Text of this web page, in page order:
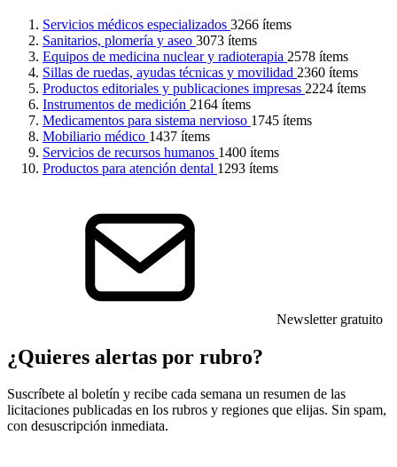
Servicios médicos especializados 3266 ítems
Sanitarios, plomería y aseo 3073 ítems
Equipos de medicina nuclear y radioterapia 2578 ítems
Sillas de ruedas, ayudas técnicas y movilidad 2360 ítems
Productos editoriales y publicaciones impresas 2224 ítems
Instrumentos de medición 2164 ítems
Medicamentos para sistema nervioso 1745 ítems
Mobiliario médico 1437 ítems
Servicios de recursos humanos 1400 ítems
Productos para atención dental 1293 ítems
Newsletter gratuito
¿Quieres alertas por rubro?
Suscríbete al boletín y recibe cada semana un resumen de las
licitaciones publicadas en los rubros y regiones que elijas. Sin spam,
con desuscripción inmediata.